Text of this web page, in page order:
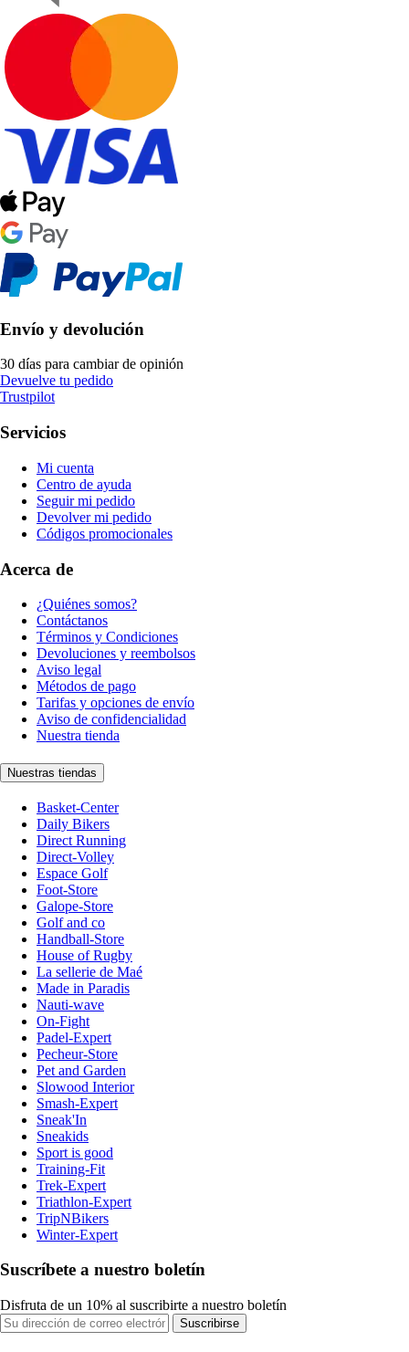
Envío y devolución
30 días para cambiar de opinión
Devuelve tu pedido
Trustpilot
Servicios
Mi cuenta
Centro de ayuda
Seguir mi pedido
Devolver mi pedido
Códigos promocionales
Acerca de
¿Quiénes somos?
Contáctanos
Términos y Condiciones
Devoluciones y reembolsos
Aviso legal
Métodos de pago
Tarifas y opciones de envío
Aviso de confidencialidad
Nuestra tienda
Nuestras tiendas
Basket-Center
Daily Bikers
Direct Running
Direct-Volley
Espace Golf
Foot-Store
Galope-Store
Golf and co
Handball-Store
House of Rugby
La sellerie de Maé
Made in Paradis
Nauti-wave
On-Fight
Padel-Expert
Pecheur-Store
Pet and Garden
Slowood Interior
Smash-Expert
Sneak'In
Sneakids
Sport is good
Training-Fit
Trek-Expert
Triathlon-Expert
TripNBikers
Winter-Expert
Suscríbete a nuestro boletín
Disfruta de un 10% al suscribirte a nuestro boletín
Suscribirse